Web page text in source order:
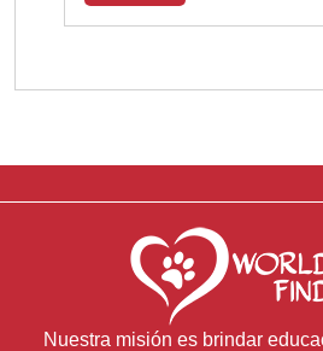
Nuestra misión es brindar